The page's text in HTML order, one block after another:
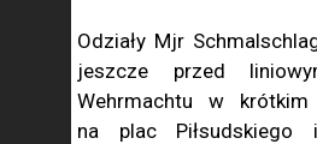
Odziały Mjr
jeszcze przed
Wehrmachtu w krótkim
na plac Piłsudskiego